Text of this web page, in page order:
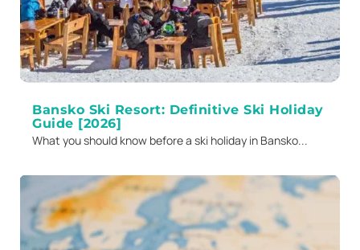
Bansko Ski Resort: Definitive Ski Holiday
Guide [2026]
What you should know before a ski holiday in Bansko...